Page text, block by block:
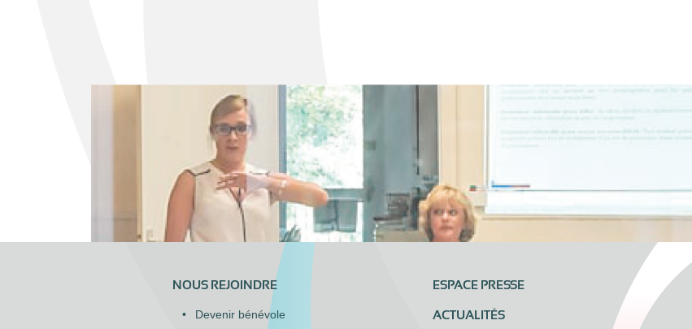
NOUS REJOINDRE
Devenir bénévole
ESPACE PRESSE
ACTUALITÉS